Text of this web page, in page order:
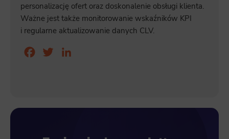
personalizację ofert oraz doskonalenie obsługi klienta.
Ważne jest także monitorowanie wskaźników KPI
i regularne aktualizowanie danych CLV.
Facebook
Twitter